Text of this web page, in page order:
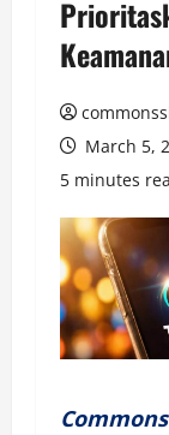
March 5,
5 minutes